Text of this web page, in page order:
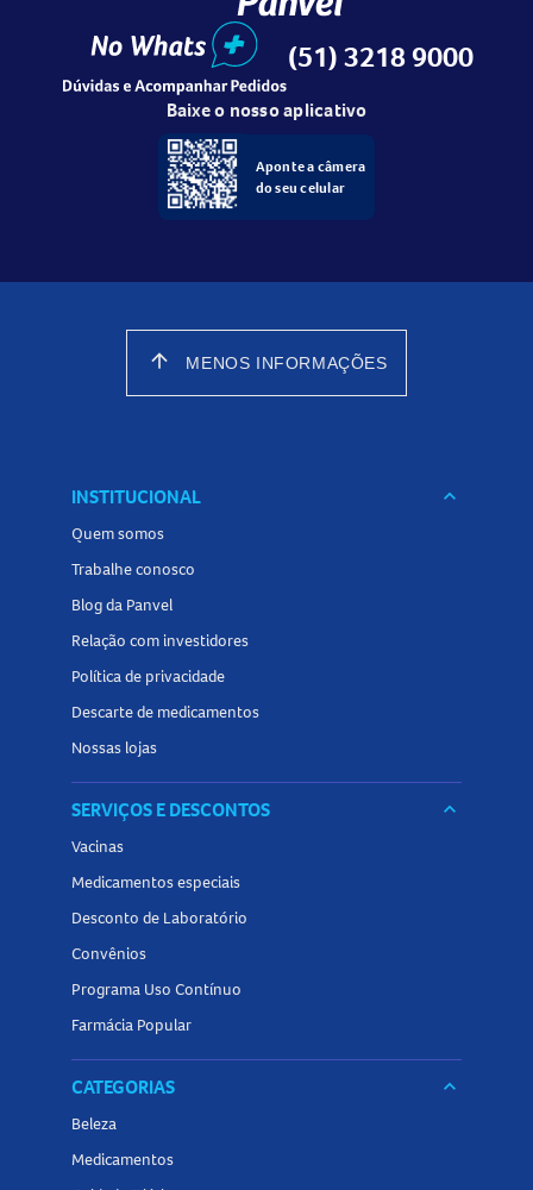
(51) 3218 9000
Baixe o nosso aplicativo
Aponte a câmera
do seu celular
arrow_upward MENOS INFORMAÇÕES
INSTITUCIONAL keyboard_arrow_down
Quem somos
Trabalhe conosco
Blog da Panvel
Relação com investidores
Política de privacidade
Descarte de medicamentos
Nossas lojas
SERVIÇOS E DESCONTOS keyboard_arrow_down
Vacinas
Medicamentos especiais
Desconto de Laboratório
Convênios
Programa Uso Contínuo
Farmácia Popular
CATEGORIAS keyboard_arrow_down
Beleza
Medicamentos